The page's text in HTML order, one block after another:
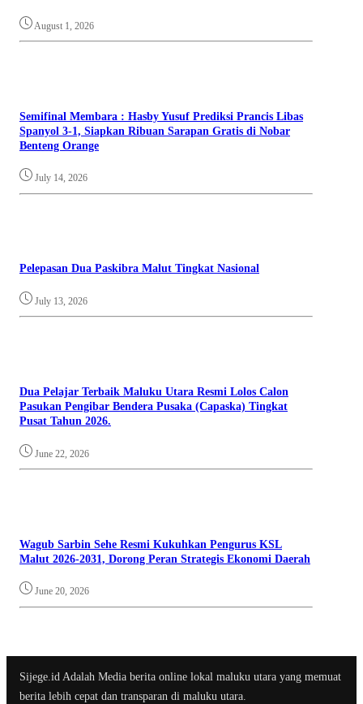
August 1, 2026
Semifinal Membara : Hasby Yusuf Prediksi Prancis Libas
Spanyol 3-1, Siapkan Ribuan Sarapan Gratis di Nobar
Benteng Orange
July 14, 2026
Pelepasan Dua Paskibra Malut Tingkat Nasional
July 13, 2026
Dua Pelajar Terbaik Maluku Utara Resmi Lolos Calon
Pasukan Pengibar Bendera Pusaka (Capaska) Tingkat
Pusat Tahun 2026.
June 22, 2026
Wagub Sarbin Sehe Resmi Kukuhkan Pengurus KSL
Malut 2026-2031, Dorong Peran Strategis Ekonomi Daerah
June 20, 2026
Sijege.id Adalah Media berita online lokal maluku utara yang memuat
berita lebih cepat dan transparan di maluku utara.